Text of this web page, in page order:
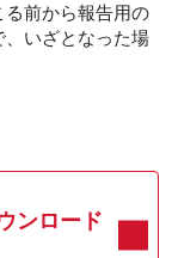
前から報告用の
いざとなった場
ンロード